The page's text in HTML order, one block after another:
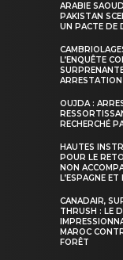
ARABIE
PAKISTAN
UN PACTE DE
L’ENQUÊTE
ARRESTATION
OUJDA :
RECHERCHÉ
HAUTES
POUR LE
NON
L’ESPAGNE ET
CANADAIR,
THRUSH : LE
MAROC
FORÊT